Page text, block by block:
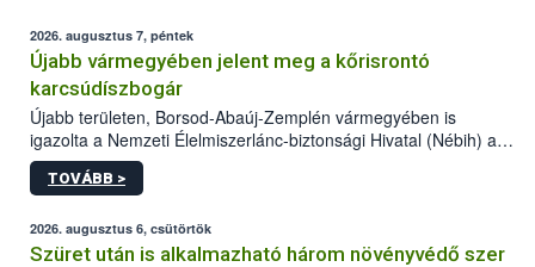
2026. augusztus 7, péntek
Újabb vármegyében jelent meg a kőrisrontó
karcsúdíszbogár
Újabb területen, Borsod-Abaúj-Zemplén vármegyében is
igazolta a Nemzeti Élelmiszerlánc-biztonsági Hivatal (Nébih) a
kőrisrontó karcsúdíszbogár (Agrilus planipennis) jelenlétét. A
kártevőt nem csak színcsapdában találták meg, de már fertőzött
az intenzív felderítést, emellett az intézkedéseket a szlovák
hatósággal is összehangolják a terjedés megállítása érdekében.
TOVÁBB >
2026. augusztus 6, csütörtök
Szüret után is alkalmazható három növényvédő szer